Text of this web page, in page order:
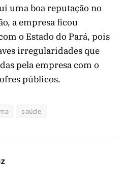
uma boa reputação no
a empresa ficou
o Estado do Pará, pois
irregularidades que
pela empresa com o
públicos.
saúde